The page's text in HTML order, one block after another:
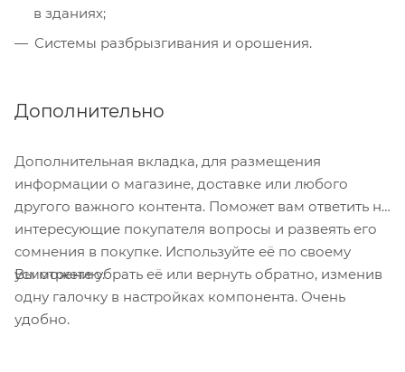
в зданиях;
Системы разбрызгивания и орошения.
Дополнительно
Дополнительная вкладка, для размещения
информации о магазине, доставке или любого
другого важного контента. Поможет вам ответить на
интересующие покупателя вопросы и развеять его
сомнения в покупке. Используйте её по своему
усмотрению.
Вы можете убрать её или вернуть обратно, изменив
одну галочку в настройках компонента. Очень
удобно.